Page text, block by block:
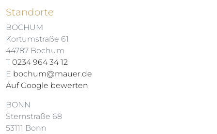
Standorte
BOCHUM
Kortumstraße 61
44787 Bochum
T 0234 964 34 12
E bochum@mauer.de
Auf Google bewerten
BONN
Sternstraße 68
53111 Bonn